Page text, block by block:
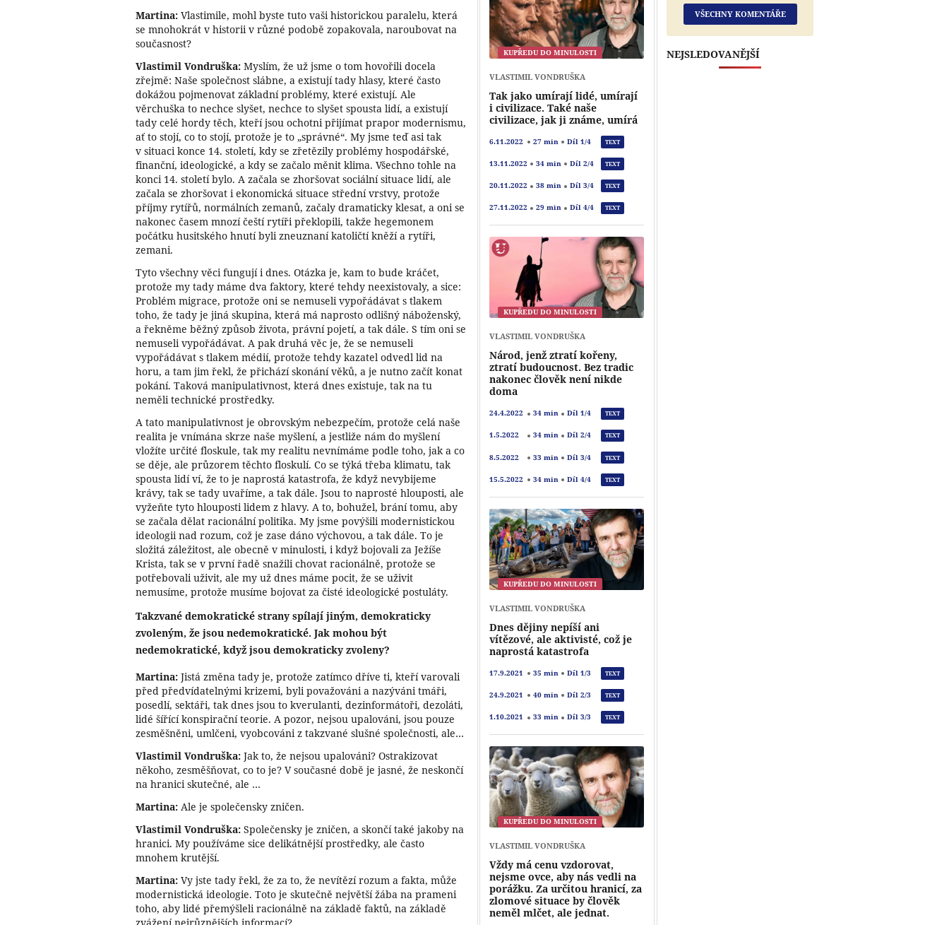
Martina: Vlastimile, mohl byste tuto vaši historickou paralelu, která
se mnohokrát v historii v různé podobě zopakovala, naroubovat na
současnost?
Vlastimil Vondruška: Myslím, že už jsme o tom hovořili docela
zřejmě: Naše společnost slábne, a existují tady hlasy, které často
dokážou pojmenovat základní problémy, které existují. Ale
věrchuška to nechce slyšet, nechce to slyšet spousta lidí, a existují
tady celé hordy těch, kteří jsou ochotni přijímat prapor modernismu,
ať to stojí, co to stojí, protože je to „správné“. My jsme teď asi tak
v situaci konce 14. století, kdy se zřetězily problémy hospodářské,
finanční, ideologické, a kdy se začalo měnit klima. Všechno tohle na
konci 14. století bylo. A začala se zhoršovat sociální situace lidí, ale
začala se zhoršovat i ekonomická situace střední vrstvy, protože
příjmy rytířů, normálních zemanů, začaly dramaticky klesat, a oni se
nakonec časem mnozí čeští rytíři překlopili, takže hegemonem
počátku husitského hnutí byli zneuznaní katoličtí kněží a rytíři,
zemani.
Tyto všechny věci fungují i dnes. Otázka je, kam to bude kráčet,
protože my tady máme dva faktory, které tehdy neexistovaly, a sice:
Problém migrace, protože oni se nemuseli vypořádávat s tlakem
toho, že tady je jiná skupina, která má naprosto odlišný náboženský,
a řekněme běžný způsob života, právní pojetí, a tak dále. S tím oni se
nemuseli vypořádávat. A pak druhá věc je, že se nemuseli
vypořádávat s tlakem médií, protože tehdy kazatel odvedl lid na
horu, a tam jim řekl, že přichází skonání věků, a je nutno začít konat
pokání. Taková manipulativnost, která dnes existuje, tak na tu
neměli technické prostředky.
A tato manipulativnost je obrovským nebezpečím, protože celá naše
realita je vnímána skrze naše myšlení, a jestliže nám do myšlení
vložíte určité floskule, tak my realitu nevnímáme podle toho, jak a co
se děje, ale průzorem těchto floskulí. Co se týká třeba klimatu, tak
spousta lidí ví, že to je naprostá katastrofa, že když nevybijeme
krávy, tak se tady uvaříme, a tak dále. Jsou to naprosté hlouposti, ale
vyžeňte tyto hlouposti lidem z hlavy. A to, bohužel, brání tomu, aby
se začala dělat racionální politika. My jsme povýšili modernistickou
ideologii nad rozum, což je zase dáno výchovou, a tak dále. To je
složitá záležitost, ale obecně v minulosti, i když bojovali za Ježíše
Krista, tak se v první řadě snažili chovat racionálně, protože se
potřebovali uživit, ale my už dnes máme pocit, že se uživit
nemusíme, protože musíme bojovat za čisté ideologické postuláty.
Takzvané demokratické strany spílají jiným, demokraticky
zvoleným, že jsou nedemokratické. Jak mohou být
nedemokratické, když jsou demokraticky zvoleny?
Martina: Jistá změna tady je, protože zatímco dříve ti, kteří varovali
před předvídatelnými krizemi, byli považováni a nazýváni tmáři,
posedlí, sektáři, tak dnes jsou to kverulanti, dezinformátoři, dezoláti,
lidé šířící konspirační teorie. A pozor, nejsou upalováni, jsou pouze
zesměšněni, umlčeni, vyobcováni z takzvané slušné společnosti, ale…
Vlastimil Vondruška: Jak to, že nejsou upalováni? Ostrakizovat
někoho, zesměšňovat, co to je? V současné době je jasné, že neskončí
na hranici skutečné, ale …
Martina: Ale je společensky zničen.
Vlastimil Vondruška: Společensky je zničen, a skončí také jakoby na
hranici. My používáme sice delikátnější prostředky, ale často
mnohem krutější.
Martina: Vy jste tady řekl, že za to, že nevítězí rozum a fakta, může
modernistická ideologie. Toto je skutečně největší žába na prameni
toho, aby lidé přemýšleli racionálně na základě faktů, na základě
KUPŘEDU DO MINULOSTI
VLASTIMIL VONDRUŠKA
Tak jako umírají lidé, umírají
i civilizace. Také naše
civilizace, jak ji známe, umírá
6.11.2022 27 min Díl 1/4 TEXT
13.11.2022 34 min Díl 2/4 TEXT
20.11.2022 38 min Díl 3/4 TEXT
27.11.2022 29 min Díl 4/4 TEXT
KUPŘEDU DO MINULOSTI
VLASTIMIL VONDRUŠKA
Národ, jenž ztratí kořeny,
ztratí budoucnost. Bez tradic
nakonec člověk není nikde
doma
24.4.2022 34 min Díl 1/4 TEXT
1.5.2022 34 min Díl 2/4 TEXT
8.5.2022 33 min Díl 3/4 TEXT
15.5.2022 34 min Díl 4/4 TEXT
KUPŘEDU DO MINULOSTI
VLASTIMIL VONDRUŠKA
Dnes dějiny nepíší ani
vítězové, ale aktivisté, což je
naprostá katastrofa
17.9.2021 35 min Díl 1/3 TEXT
24.9.2021 40 min Díl 2/3 TEXT
1.10.2021 33 min Díl 3/3 TEXT
KUPŘEDU DO MINULOSTI
VLASTIMIL VONDRUŠKA
Vždy má cenu vzdorovat,
nejsme ovce, aby nás vedli na
porážku. Za určitou hranicí, za
zlomové situace by člověk
neměl mlčet, ale jednat.
VŠECHNY KOMENTÁŘE
NEJSLEDOVANĚJŠÍ